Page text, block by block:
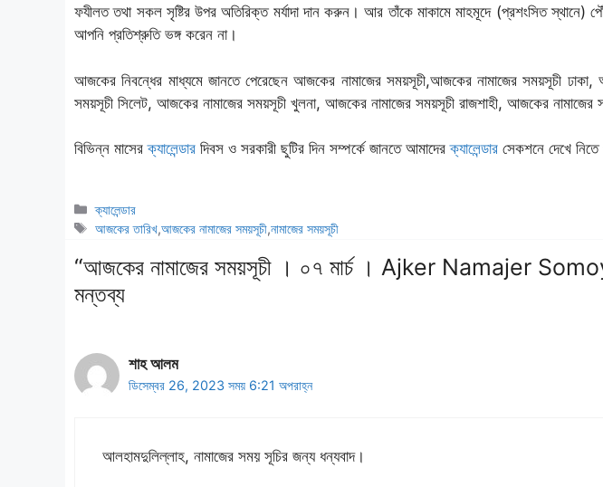
ফযীলত তথা সকল সৃষ্টির উপর অতিরিক্ত মর্যাদা দান করুন। আর তাঁকে মাকামে মাহমূদে (প্রশংসিত স্থানে)
আপনি প্রতিশ্রুতি ভঙ্গ করেন না।
আজকের নিবন্ধের মাধ্যমে জানতে পেরেছেন আজকের নামাজের সময়সূচী,আজকের নামাজের সময়সূচী
সময়সূচী সিলেট, আজকের নামাজের সময়সূচী খুলনা, আজকের নামাজের সময়সূচী রাজশাহী, আজকের নামাজের
বিভিন্ন মাসেরক্যালেন্ডার দিবস ও সরকারী ছুটির দিন সম্পর্কে জানতে আমাদেরক্যালেন্ডার সেকশনে দেখে নিতে
বিভাগ
সমূহ
ক্যালেন্ডার
ট্যাগ
আজকের তারিখ,আজকের নামাজের সময়সূচী,নামাজের সময়সূচী
“আজকের নামাজের সময়সূচী । ০৭ মার্চ । ‍Ajker Namajer
মন্তব্য
শাহ আলম
ডিসেম্বর 26, 2023 সময় 6:21 অপরাহ্ন
আলহামদুলিল্লাহ, নামাজের সময় সূচির জন্য ধন্যবাদ।